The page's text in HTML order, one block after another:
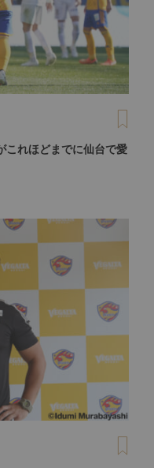
これほどまでに仙台で愛